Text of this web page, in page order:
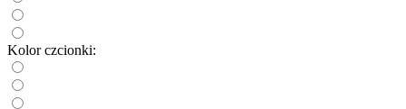
Kolor czcionki: